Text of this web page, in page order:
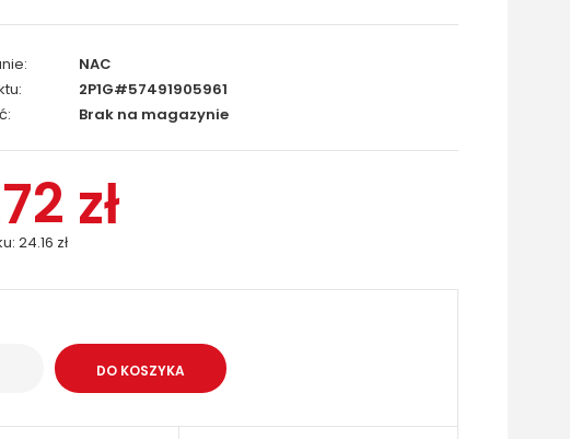
NAC
2P1G#57491905961
Brak na magazynie
zł
24.16 zł